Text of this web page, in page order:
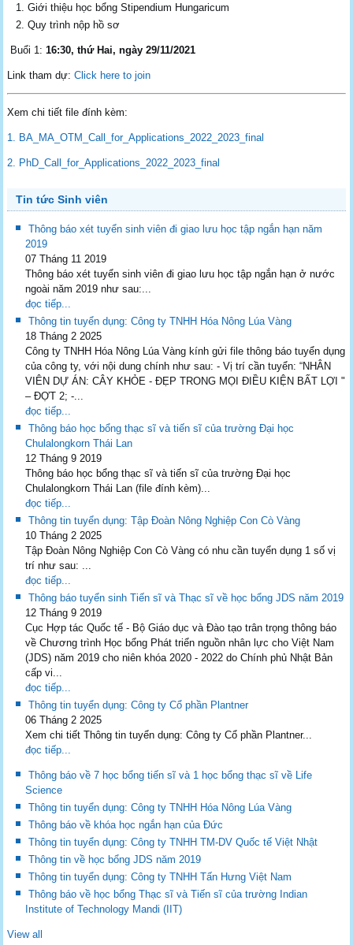
Giới thiệu học bổng Stipendium Hungaricum
Quy trình nộp hồ sơ
Buổi 1:16:30, thứ Hai, ngày 29/11/2021
Link tham dự: Click here to join
Xem chi tiết file đính kèm:
1. BA_MA_OTM_Call_for_Applications_2022_2023_final
2. PhD_Call_for_Applications_2022_2023_final
Tin tức Sinh viên
Thông báo xét tuyển sinh viên đi giao lưu học tập ngắn hạn năm
2019
07 Tháng 11 2019
Thông báo xét tuyển sinh viên đi giao lưu học tập ngắn hạn ở nước
ngoài năm 2019 như sau:...
đọc tiếp...
Thông tin tuyển dụng: Công ty TNHH Hóa Nông Lúa Vàng
18 Tháng 2 2025
Công ty TNHH Hóa Nông Lúa Vàng kính gửi file thông báo tuyển dụng
của công ty, với nội dung chính như sau: - Vị trí cần tuyển: “NHÂN
VIÊN DỰ ÁN: CÂY KHỎE - ĐẸP TRONG MỌI ĐIỀU KIỆN BẤT LỢI "
– ĐỢT 2; -...
đọc tiếp...
Thông báo học bổng thạc sĩ và tiến sĩ của trường Đại học
Chulalongkorn Thái Lan
12 Tháng 9 2019
Thông báo học bổng thạc sĩ và tiến sĩ của trường Đại học
Chulalongkorn Thái Lan (file đính kèm)...
đọc tiếp...
Thông tin tuyển dụng: Tập Đoàn Nông Nghiệp Con Cò Vàng
10 Tháng 2 2025
Tập Đoàn Nông Nghiệp Con Cò Vàng có nhu cần tuyển dụng 1 số vị
trí như sau: ...
đọc tiếp...
Thông báo tuyển sinh Tiến sĩ và Thạc sĩ về học bổng JDS năm 2019
12 Tháng 9 2019
Cục Hợp tác Quốc tế - Bộ Giáo dục và Đào tạo trân trọng thông báo
về Chương trình Học bổng Phát triển nguồn nhân lực cho Việt Nam
(JDS) năm 2019 cho niên khóa 2020 - 2022 do Chính phủ Nhật Bản
cấp vi...
đọc tiếp...
Thông tin tuyển dụng: Công ty Cổ phần Plantner
06 Tháng 2 2025
Xem chi tiết Thông tin tuyển dụng: Công ty Cổ phần Plantner...
đọc tiếp...
Thông báo về 7 học bổng tiến sĩ và 1 học bổng thạc sĩ về Life
Science
Thông tin tuyển dụng: Công ty TNHH Hóa Nông Lúa Vàng
Thông báo về khóa học ngắn hạn của Đức
Thông tin tuyển dụng: Công ty TNHH TM-DV Quốc tế Việt Nhật
Thông tin về học bổng JDS năm 2019
Thông tin tuyển dụng: Công ty TNHH Tấn Hưng Việt Nam
Thông báo về học bổng Thạc sĩ và Tiến sĩ của trường Indian
Institute of Technology Mandi (IIT)
View all